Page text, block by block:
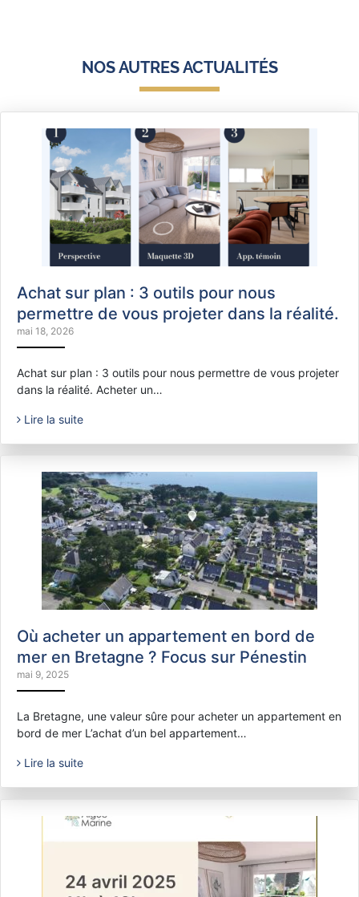
NOS AUTRES ACTUALITÉS
Achat sur plan : 3 outils pour nous
permettre de vous projeter dans la réalité.
mai 18, 2026
Achat sur plan : 3 outils pour nous permettre de vous projeter
dans la réalité. Acheter un…
Lire la suite
Où acheter un appartement en bord de
mer en Bretagne ? Focus sur Pénestin
mai 9, 2025
La Bretagne, une valeur sûre pour acheter un appartement en
bord de mer L’achat d’un bel appartement…
Lire la suite